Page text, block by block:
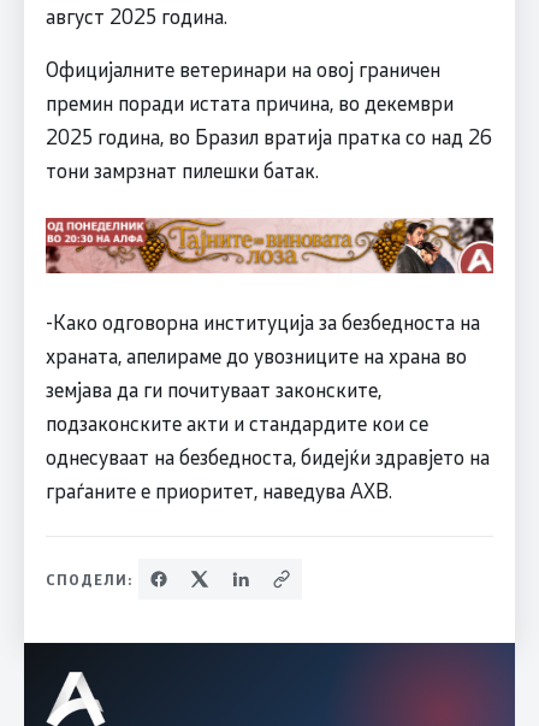
август 2025 година.
Официјалните ветеринари на овој граничен
премин поради истата причина, во декември
2025 година, во Бразил вратија пратка со над 26
тони замрзнат пилешки батак.
-Како одговорна институција за безбедноста на
храната, апелираме до увозниците на храна во
земјава да ги почитуваат законските,
подзаконските акти и стандардите кои се
однесуваат на безбедноста, бидејќи здравјето на
граѓаните е приоритет, наведува АХВ.
СПОДЕЛИ: